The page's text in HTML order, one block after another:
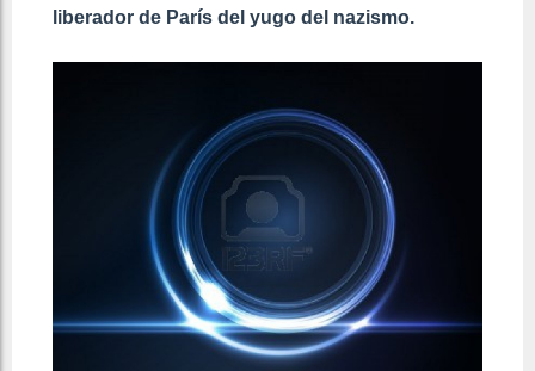
liberador de París del yugo del nazismo.